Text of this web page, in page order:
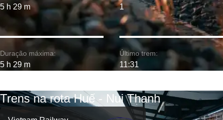
5 h 29 m
Duração máxima:
5 h 29 m
1
Último trem:
11:31
Trens na rota Huế - Nui Thanh